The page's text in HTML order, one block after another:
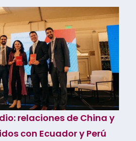
relaciones de China y
con Ecuador y Perú